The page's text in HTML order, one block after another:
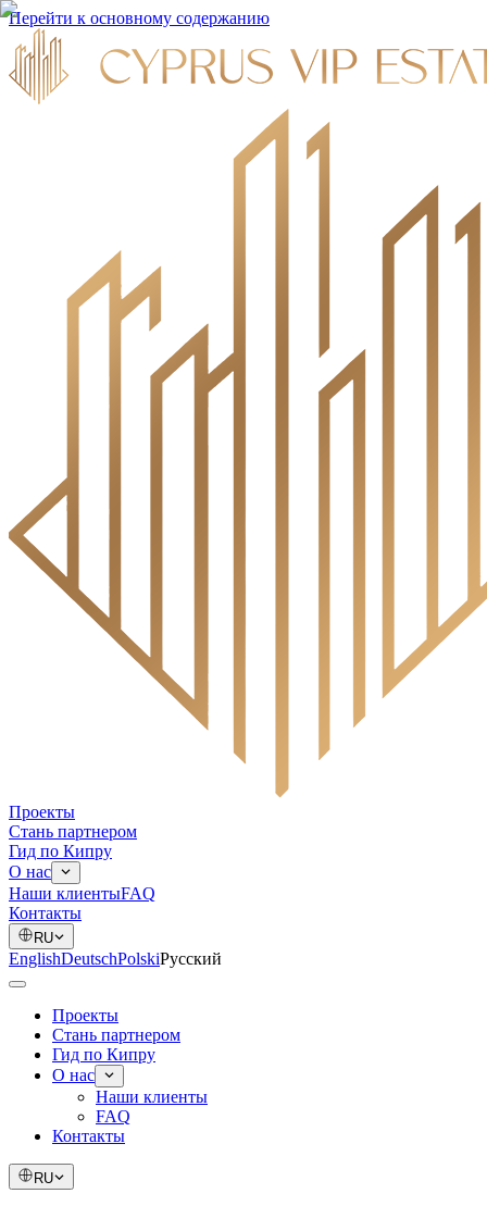
Перейти к основному содержанию
Проекты
Стань партнером
Гид по Кипру
О нас
Наши клиентыFAQ
Контакты
RU
EnglishDeutschPolskiРусский
Проекты
Стань партнером
Гид по Кипру
О нас
Наши клиенты
FAQ
Контакты
RU